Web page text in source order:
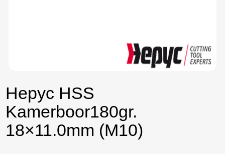
Hepyc HSS
Kamerboor180gr.
18×11.0mm (M10)